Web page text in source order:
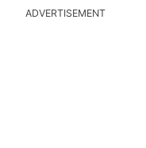
ADVERTISEMENT